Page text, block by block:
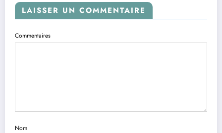
LAISSER UN COMMENTAIRE
Commentaires
Nom